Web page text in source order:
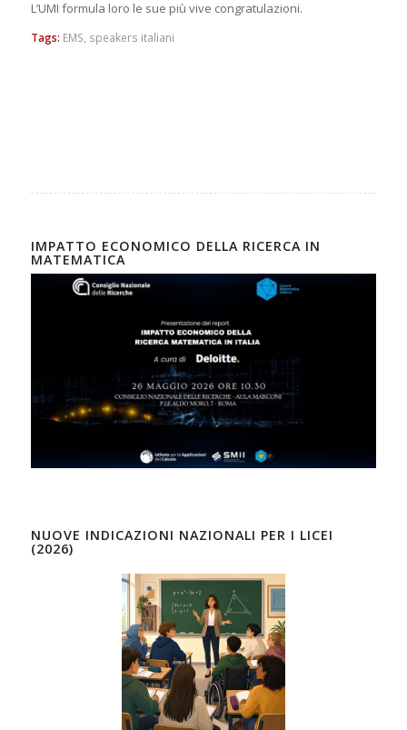
L’UMI formula loro le sue più vive congratulazioni.
Tags: EMS speakers italiani
IMPATTO ECONOMICO DELLA RICERCA IN
MATEMATICA
NUOVE INDICAZIONI NAZIONALI PER I LICEI
(2026)